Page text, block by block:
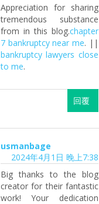
Appreciation for sharing
tremendous substance
from in this blog.chapter
7 bankruptcy near me. ||
bankruptcy lawyers close
to me.
回覆
usmanbage
2024年4月1日 晚上7:38
Big thanks to the blog
creator for their fantastic
work! Your dedication